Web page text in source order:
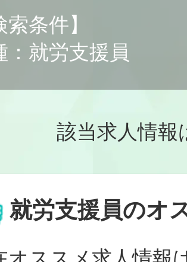
索条件】
：就労支援員
該当求人情
就労支援員のオ